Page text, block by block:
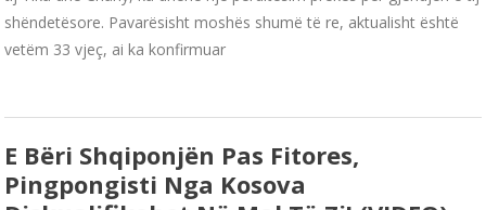
shëndetësore. Pavarësisht moshës shumë të re, aktualisht është
vetëm 33 vjeç, ai ka konfirmuar
E Bëri Shqiponjën Pas Fitores,
Pingpongisti Nga Kosova